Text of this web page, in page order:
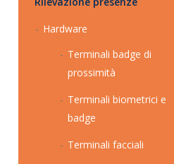
Hardware
Terminali badge di
prossimità
Terminali biometrici e
badge
Terminali facciali